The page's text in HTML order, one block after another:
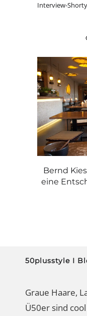
Interview-Shorty
Bernd
eine
50plusstyle I
Graue Haare,
Ü50er sind